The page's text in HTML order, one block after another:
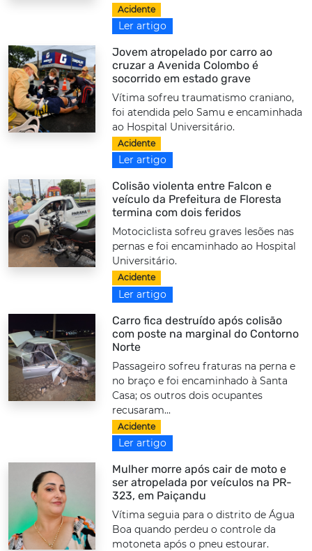
Acidente
Ler artigo
Jovem atropelado por carro ao
cruzar a Avenida Colombo é
socorrido em estado grave
Vítima sofreu traumatismo craniano,
foi atendida pelo Samu e encaminhada
ao Hospital Universitário.
Acidente
Ler artigo
Colisão violenta entre Falcon e
veículo da Prefeitura de Floresta
termina com dois feridos
Motociclista sofreu graves lesões nas
pernas e foi encaminhado ao Hospital
Universitário.
Acidente
Ler artigo
Carro fica destruído após colisão
com poste na marginal do Contorno
Norte
Passageiro sofreu fraturas na perna e
no braço e foi encaminhado à Santa
Casa; os outros dois ocupantes
recusaram...
Acidente
Ler artigo
Mulher morre após cair de moto e
ser atropelada por veículos na PR-
323, em Paiçandu
Vítima seguia para o distrito de Água
Boa quando perdeu o controle da
motoneta após o pneu estourar.